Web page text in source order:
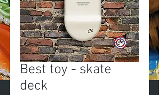
Best toy - skate
deck